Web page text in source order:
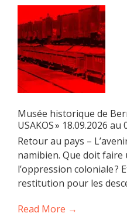
Musée historique de
USAKOS » 18.09.2026 au
Retour au pays –
namibien. Que doit faire
l’oppression coloniale ?
restitution pour les
Read More →